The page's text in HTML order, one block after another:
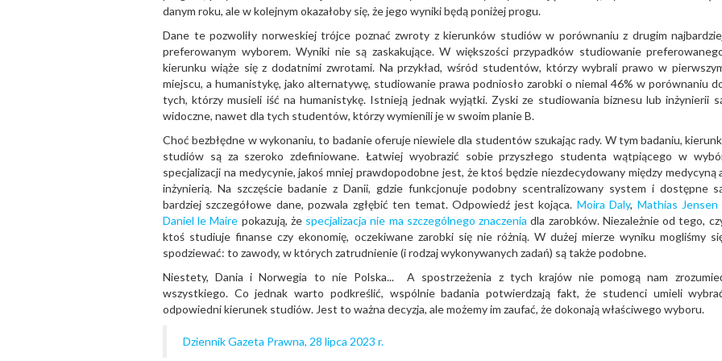
danym roku, ale w kolejnym okazałoby się, że jego wyniki będą poniżej progu.
Dane te pozwoliły norweskiej trójce poznać zwroty z kierunków studiów w porównaniu z drugim
preferowanym wyborem. Wyniki nie są zaskakujące. W większości przypadków studiowanie
kierunku wiąże się z dodatnimi zwrotami. Na przykład, wśród studentów, którzy wybrali prawo w
miejscu, a humanistykę, jako alternatywę, studiowanie prawa podniosło zarobki o niemal 46% w porównaniu
tych, którzy musieli iść na humanistykę. Istnieją jednak wyjątki. Zyski ze studiowania biznesu lub inżynierii
widoczne, nawet dla tych studentów, którzy wymienili je w swoim planie B.
Choć bezbłędne w wykonaniu, to badanie oferuje niewiele dla studentów szukając rady. W tym badaniu,
studiów są za szeroko zdefiniowane. Łatwiej wyobrazić sobie przyszłego studenta wątpiącego w
specjalizacji na medycynie, jakoś mniej prawdopodobne jest, że ktoś będzie niezdecydowany między medycyną
inżynierią. Na szczęście badanie z Danii, gdzie funkcjonuje podobny scentralizowany system i dostępne
bardziej szczegółowe dane, pozwala zgłębić ten temat. Odpowiedź jest kojąca. Moira Daly, Mathias Jensen
Daniel le Maire pokazują, że specjalizacja nie ma szczególnego znaczenia dla zarobków. Niezależnie od tego,
ktoś studiuje finanse czy ekonomię, oczekiwane zarobki się nie różnią. W dużej mierze wyniku mogliśmy
spodziewać: to zawody, w których zatrudnienie (i rodzaj wykonywanych zadań) są także podobne.
Niestety, Dania i Norwegia to nie Polska... A spostrzeżenia z tych krajów nie pomogą nam
wszystkiego. Co jednak warto podkreślić, wspólnie badania potwierdzają fakt, że studenci umieli
odpowiedni kierunek studiów. Jest to ważna decyzja, ale możemy im zaufać, że dokonają właściwego wyboru.
Dziennik Gazeta Prawna, 28 lipca 2023 r.